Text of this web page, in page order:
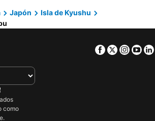
Nagoya, Chubu y Hokuriku Hoteles
Japón
Isla de Kyushu
Facebook
Twitter
como